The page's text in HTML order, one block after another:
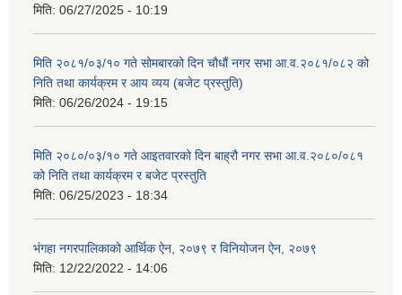
मिति: 06/27/2025 - 10:19
मिति २०८१/०३/१० गते सोमबारको दिन चौधौं नगर सभा आ.व.२०८१/०८२ को
निति तथा कार्यक्रम र आय व्यय (बजेट प्रस्तुति)
मिति: 06/26/2024 - 19:15
मिति २०८०/०३/१० गते आइतवारको दिन बाह्रौ नगर सभा आ.व.२०८०/०८१
को निति तथा कार्यक्रम र बजेट प्रस्तुति
मिति: 06/25/2023 - 18:34
भंगहा नगरपालिकाको आर्थिक ऐन, २०७९ र विनियोजन ऐन, २०७९
मिति: 12/22/2022 - 14:06